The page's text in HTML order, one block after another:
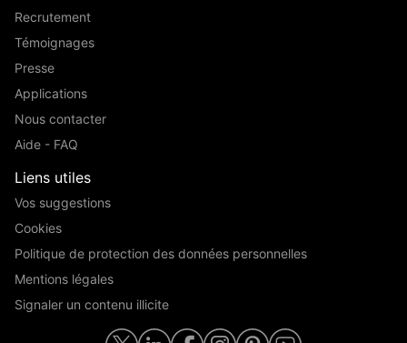
Recrutement
Témoignages
Presse
Applications
Nous contacter
Aide - FAQ
Liens utiles
Vos suggestions
Cookies
Politique de protection des données personnelles
Mentions légales
Signaler un contenu illicite